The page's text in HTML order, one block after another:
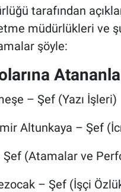
tarafından
müdürlükleri
şöyle:
– Şef (Yazı İşleri)
Altunkaya – Şef
Şef (Atamalar ve
– Şef (İşçi